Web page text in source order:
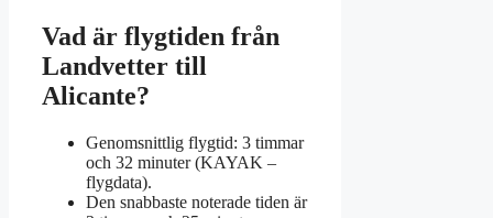
Vad är flygtiden från
Landvetter till
Alicante?
Genomsnittlig flygtid: 3 timmar
och 32 minuter (KAYAK –
flygdata).
Den snabbaste noterade tiden är